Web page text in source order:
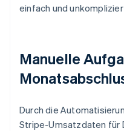
einfach und
Manuelle
Durch die
Stripe-Umsatzdaten für